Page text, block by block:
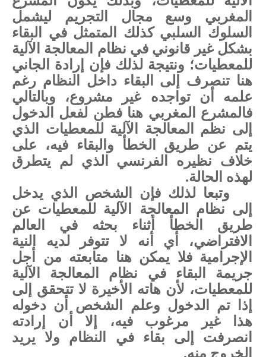
المغربي وسع مجال التجريم ليشمل
السلوك السلبي كذلك المتمثل في البقاء
بشكل غير قانوني في نظام المعالجة الآلية
للمعطيات؛ ونتيجة لذلك فإن إرادة الجاني
هنا تنصرف إلى البقاء داخل النظام رغم
علمه أن تواجده غير مشروع، وبالتالي
فالمشرع المغربي هنا فطن لفعل الدخول
إلى نظم المعالجة الآلية للمعطيات الذي
يتم عن طريق الخطأ والبقاء فيه، على
خلاف نظيره الفرنسي الذي لم يتطرق
لهذه الحالة.
وتبعا لذلك فإن الشخص الذي يدخل
إلى نظام المعالجة الآلية للمعطيات عن
طريق الخطأ أثناء بحثه في العالم
الافتراضي، أي أنه لا تتوفر لديه النية
الإجرامية فلا يمكن هنا متابعته من أجل
جريمة البقاء في نظام المعالجة الآلية
للمعطيات، لأن هاته الأخيرة لا تتحقق إلى
إذا تم الدخول وعلم الشخص أن دخوله
هذا غير مرغوب فيه، إلا أن إرادته
انصرفت إلى بقاء في النظام ولا يريد
الخروج منه.